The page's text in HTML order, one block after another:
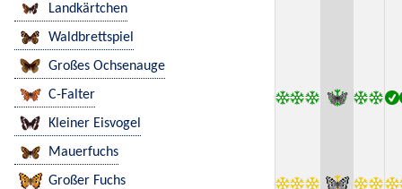
Landkärtchen
Waldbrettspiel
Großes Ochsenauge
C-Falter
Kleiner Eisvogel
Mauerfuchs
Großer Fuchs